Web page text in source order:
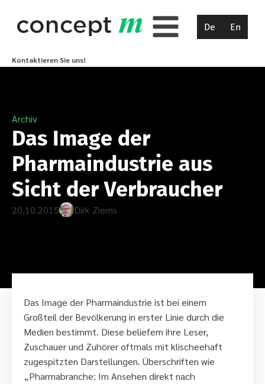
De En
Kontaktieren Sie uns!
Archiv
Das Image der
Pharmaindustrie aus
Sicht der Verbraucher
20.10.2015 Dirk Ziems
Das Image der Pharmaindustrie ist bei einem
Großteil der Bevölkerung in erster Linie durch die
Medien bestimmt. Diese beliefern ihre Leser,
Zuschauer und Zuhörer oftmals mit klischeehaft
zugespitzten Darstellungen. Überschriften wie
„Pharmabranche: Im Ansehen direkt nach